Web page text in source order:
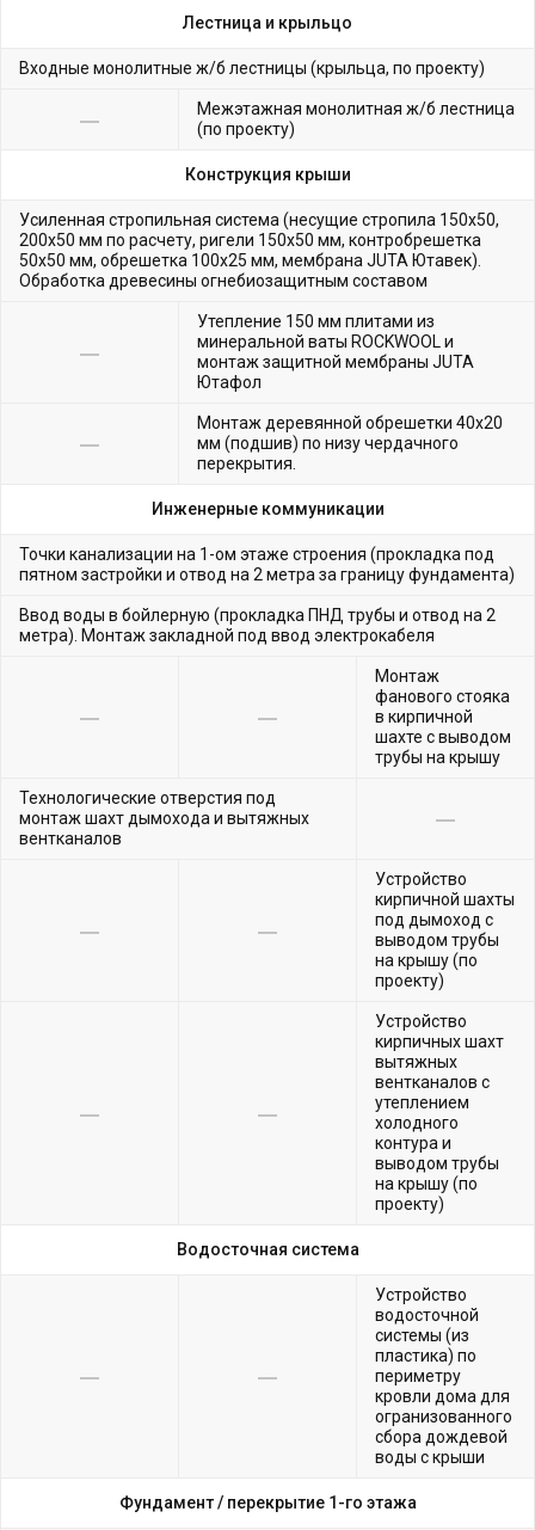
Лестница и крыльцо
Входные монолитные ж/б лестницы (крыльца, по проекту)
Межэтажная монолитная ж/б лестница
(по проекту)
Конструкция крыши
Усиленная стропильная система (несущие стропила 150х50,
200х50 мм по расчету, ригели 150х50 мм, контробрешетка
50х50 мм, обрешетка 100х25 мм, мембрана JUTA Ютавек).
Обработка древесины огнебиозащитным составом
Утепление 150 мм плитами из
минеральной ваты ROCKWOOL и
монтаж защитной мембраны JUTA
Ютафол
Монтаж деревянной обрешетки 40х20
мм (подшив) по низу чердачного
перекрытия.
Инженерные коммуникации
Точки канализации на 1-ом этаже строения (прокладка под
пятном застройки и отвод на 2 метра за границу фундамента)
Ввод воды в бойлерную (прокладка ПНД трубы и отвод на 2
метра). Монтаж закладной под ввод электрокабеля
Монтаж
фанового стояка
в кирпичной
шахте с выводом
трубы на крышу
Технологические отверстия под
монтаж шахт дымохода и вытяжных
вентканалов
Устройство
кирпичной шахты
под дымоход с
выводом трубы
на крышу (по
проекту)
Устройство
кирпичных шахт
вытяжных
вентканалов с
утеплением
холодного
контура и
выводом трубы
на крышу (по
проекту)
Водосточная система
Устройство
водосточной
системы (из
пластика) по
периметру
кровли дома для
огранизованного
сбора дождевой
воды с крыши
Фундамент / перекрытие 1-го этажа